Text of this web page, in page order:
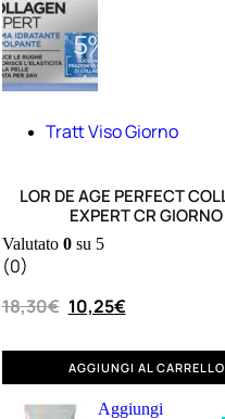
Tratt Viso Giorno
LOR DE AGE PERFECT
EXPERT CR GIORNO
Valutato 0su 5
(0)
18,30€ 10,25€
AGGIUNGI AL CARRELLO
Aggiungi